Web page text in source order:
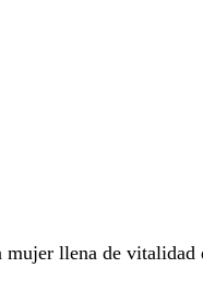
mujer llena de